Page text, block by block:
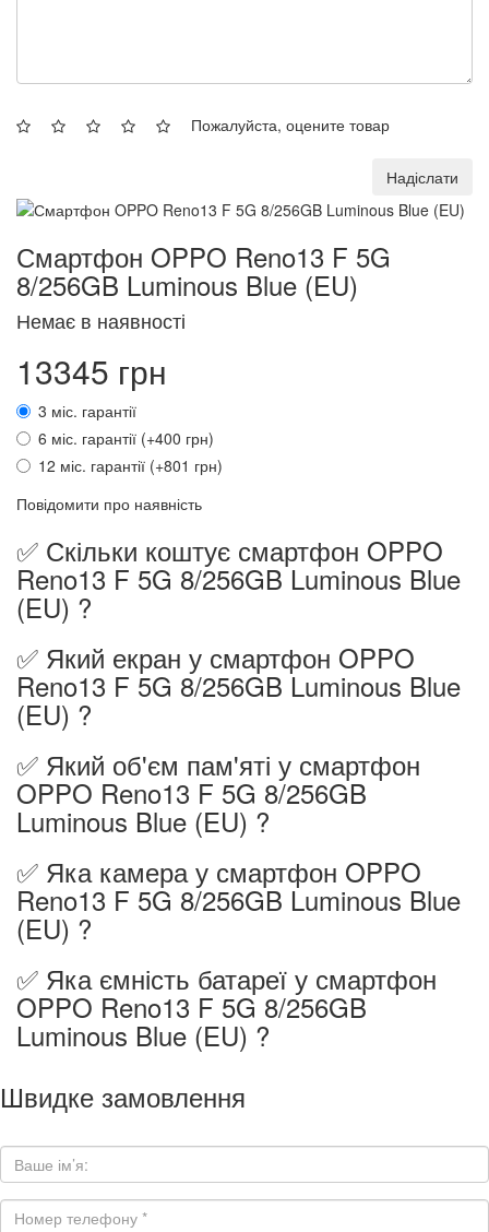
Пожалуйста, оцените товар
Надіслати
Смартфон OPPO Reno13 F 5G
8/256GB Luminous Blue (EU)
Немає в наявності
13345 грн
3 міс. гарантії
6 міс. гарантії (+400 грн)
12 міс. гарантії (+801 грн)
Повідомити про наявність
✅ Скільки коштує смартфон OPPO
Reno13 F 5G 8/256GB Luminous Blue
(EU) ?
✅ Який екран у смартфон OPPO
Reno13 F 5G 8/256GB Luminous Blue
(EU) ?
✅ Який об'єм пам'яті у смартфон
OPPO Reno13 F 5G 8/256GB
Luminous Blue (EU) ?
✅ Яка камера у смартфон OPPO
Reno13 F 5G 8/256GB Luminous Blue
(EU) ?
✅ Яка ємність батареї у смартфон
OPPO Reno13 F 5G 8/256GB
Luminous Blue (EU) ?
Швидке замовлення